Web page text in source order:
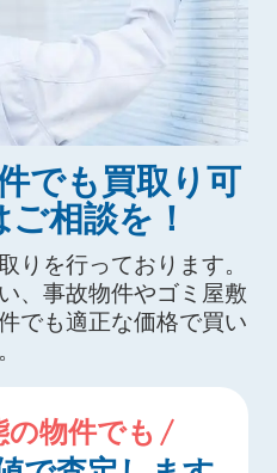
でも買取り可
ご相談を！
りを行っております。
、事故物件やゴミ屋敷
でも適正な価格で買い
の物件でも